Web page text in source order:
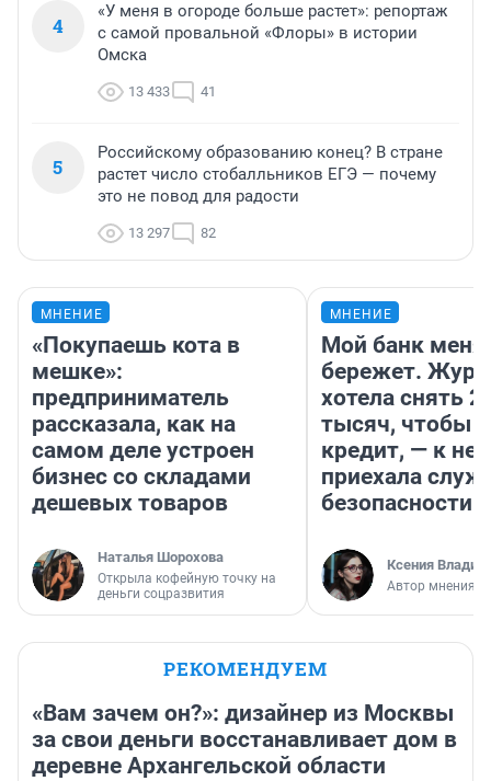
4
«У меня в огороде больше растет»: репортаж
с самой провальной «Флоры» в истории
Омска
13 433 41
5
Российскому образованию конец? В стране
растет число стобалльников ЕГЭ — почему
это не повод для радости
13 297 82
МНЕНИЕ
«Покупаешь кота в
мешке»:
предприниматель
рассказала, как на
самом деле устроен
бизнес со складами
дешевых товаров
Наталья Шорохова
Открыла кофейную точку на
деньги соцразвития
МНЕНИЕ
Мой банк меня
бережет.
хотела снять
тысяч, чтобы
кредит, — к
приехала
безопасности
Ксения
Автор мнения
РЕКОМЕНДУЕМ
«Вам зачем он?»: дизайнер из Москвы
за свои деньги восстанавливает дом в
деревне Архангельской области